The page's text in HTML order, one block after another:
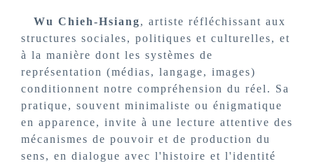
Wu Chieh-Hsiang, artiste réfléchissant aux
structures sociales, politiques et culturelles, et
à la manière dont les systèmes de
représentation (médias, langage, images)
conditionnent notre compréhension du réel. Sa
pratique, souvent minimaliste ou énigmatique
en apparence, invite à une lecture attentive des
mécanismes de pouvoir et de production du
sens, en dialogue avec l'histoire et l'identité